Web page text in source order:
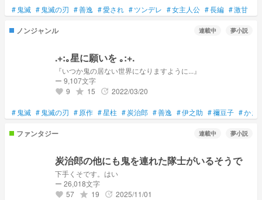
# 鬼滅 # 鬼滅の刃 #善逸 #愛され #ツンデレ #女主人公 #長編 #激甘
ノンジャンル 連載中 夢小説
.+:｡星に願いを ｡:+.
『いつか鬼の居ない世界になりますように...』
ー 9,107文字
favorite 9 grade 15 update 2022/03/20
# 鬼滅 # 鬼滅の刃 #原作 #星柱 #炭治郎 #善逸 #伊之助 #禰豆子 #かま
ファンタジー 連載中 夢小説
炭治郎の他にも鬼を連れた隊士がいるそうで
下手くそです。はい
ー 26,018文字
favorite 57 grade 19 update 2025/11/01